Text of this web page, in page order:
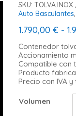
SKU: TOLVA.INOX
Auto Basculantes,
1.790,00 € -
Contenedor
Accionamiento
Compatible con
Producto
Precio con IVA
Volumen